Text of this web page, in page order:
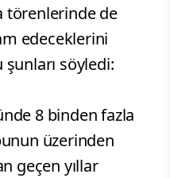
törenlerinde de
edeceklerini
söyledi:
8 binden fazla
üzerinden
geçen yıllar